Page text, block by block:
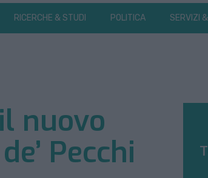
RICERCHE & STUDI POLITICA SERVIZI
nuovo
Pecchi